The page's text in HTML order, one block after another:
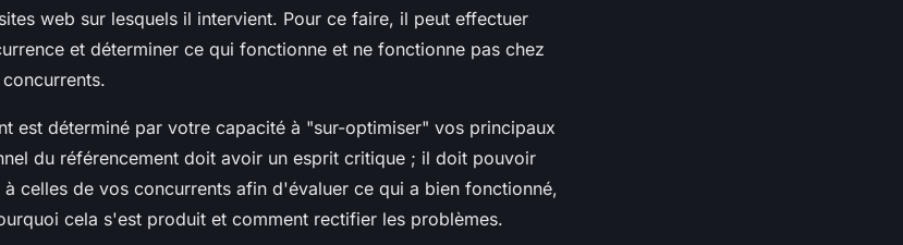
web sur lesquels il intervient. Pour ce faire, il peut effectuer
et déterminer ce qui fonctionne et ne fonctionne pas chez
est déterminé par votre capacité à "sur-optimiser" vos principaux
du référencement doit avoir un esprit critique ; il doit pouvoir
celles de vos concurrents afin d'évaluer ce qui a bien fonctionné,
cela s'est produit et comment rectifier les problèmes.